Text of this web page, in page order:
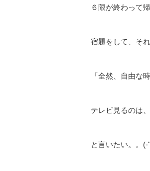
６限が終わって
宿題をして、そ
「全然、自由な
テレビ見るのは
と言いたい。。(-